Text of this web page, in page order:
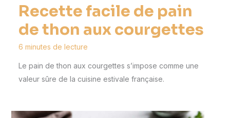
Recette facile de pain
de thon aux courgettes
6 minutes de lecture
Le pain de thon aux courgettes s’impose comme une
valeur sûre de la cuisine estivale française.